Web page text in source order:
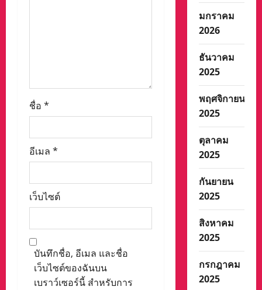
ชื่อ *
อีเมล *
เว็บไซต์
บันทึกชื่อ, อีเมล และชื่อ
เว็บไซต์ของฉันบน
เบราว์เซอร์นี้ สำหรับการ
มกราคม
2026
ธันวาคม
2025
พฤศจิกายน
2025
ตุลาคม
2025
กันยายน
2025
สิงหาคม
2025
กรกฎาคม
2025